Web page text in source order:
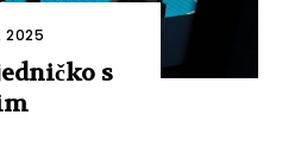
2025
s